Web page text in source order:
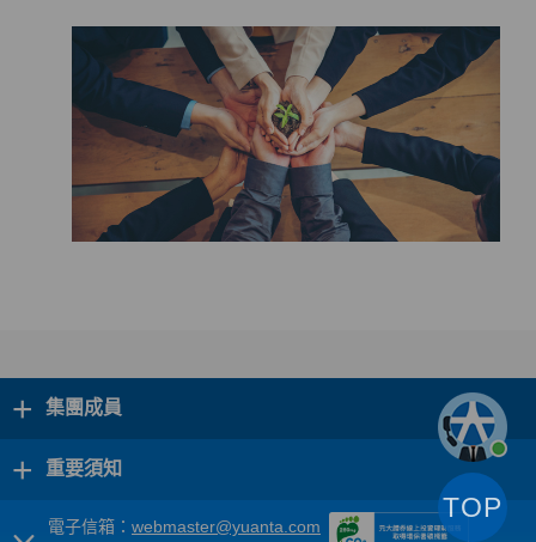
+ 集團成員
+ 重要須知
電子信箱： webmaster@yuanta.com
TOP